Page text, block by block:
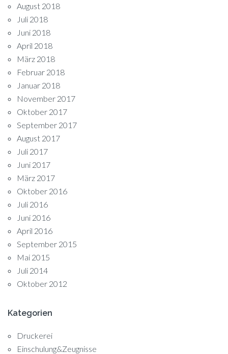
August 2018
Juli 2018
Juni 2018
April 2018
März 2018
Februar 2018
Januar 2018
November 2017
Oktober 2017
September 2017
August 2017
Juli 2017
Juni 2017
März 2017
Oktober 2016
Juli 2016
Juni 2016
April 2016
September 2015
Mai 2015
Juli 2014
Oktober 2012
Kategorien
Druckerei
Einschulung&Zeugnisse